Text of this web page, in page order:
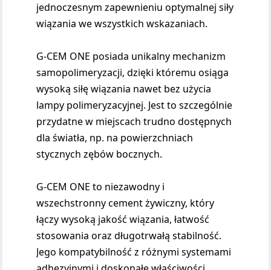
jednoczesnym zapewnieniu optymalnej siły
wiązania we wszystkich wskazaniach.
G-CEM ONE posiada unikalny mechanizm
samopolimeryzacji, dzięki któremu osiąga
wysoką siłę wiązania nawet bez użycia
lampy polimeryzacyjnej. Jest to szczególnie
przydatne w miejscach trudno dostępnych
dla światła, np. na powierzchniach
stycznych zębów bocznych.
G-CEM ONE to niezawodny i
wszechstronny cement żywiczny, który
łączy wysoką jakość wiązania, łatwość
stosowania oraz długotrwałą stabilność.
Jego kompatybilność z różnymi systemami